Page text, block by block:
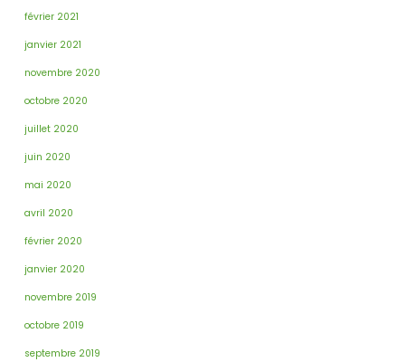
février 2021
janvier 2021
novembre 2020
octobre 2020
juillet 2020
juin 2020
mai 2020
avril 2020
février 2020
janvier 2020
novembre 2019
octobre 2019
septembre 2019